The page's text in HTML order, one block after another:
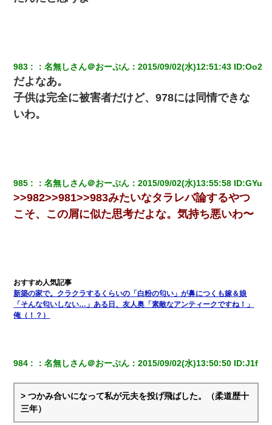
983 ：名無しさん＠おーぷん ：2015/09/02(水)12:51:43 ID:Oo2
だよなあ。
子供は完全に被害者だけど、978には同情できな
いわ。
985 ：名無しさん＠おーぷん ：2015/09/02(水)13:55:58 ID:GYu
>>982>>981>>983みたいなタラレバ論するやつ
こそ、この屑に似た思考だよな。気持ち悪いわ〜
新築の家で。クラクラするくらいの「白粉の匂い」が鼻につくも嫁＆娘
「そんな匂いしない…」ある日、友人奥「素敵なアンティークですね！」
俺（！？）
984 ：名無しさん＠おーぷん ：2015/09/02(水)13:50:50 ID:J1f
> つかみ合いになって私が元夫を投げ飛ばした。（柔道歴十
三年）